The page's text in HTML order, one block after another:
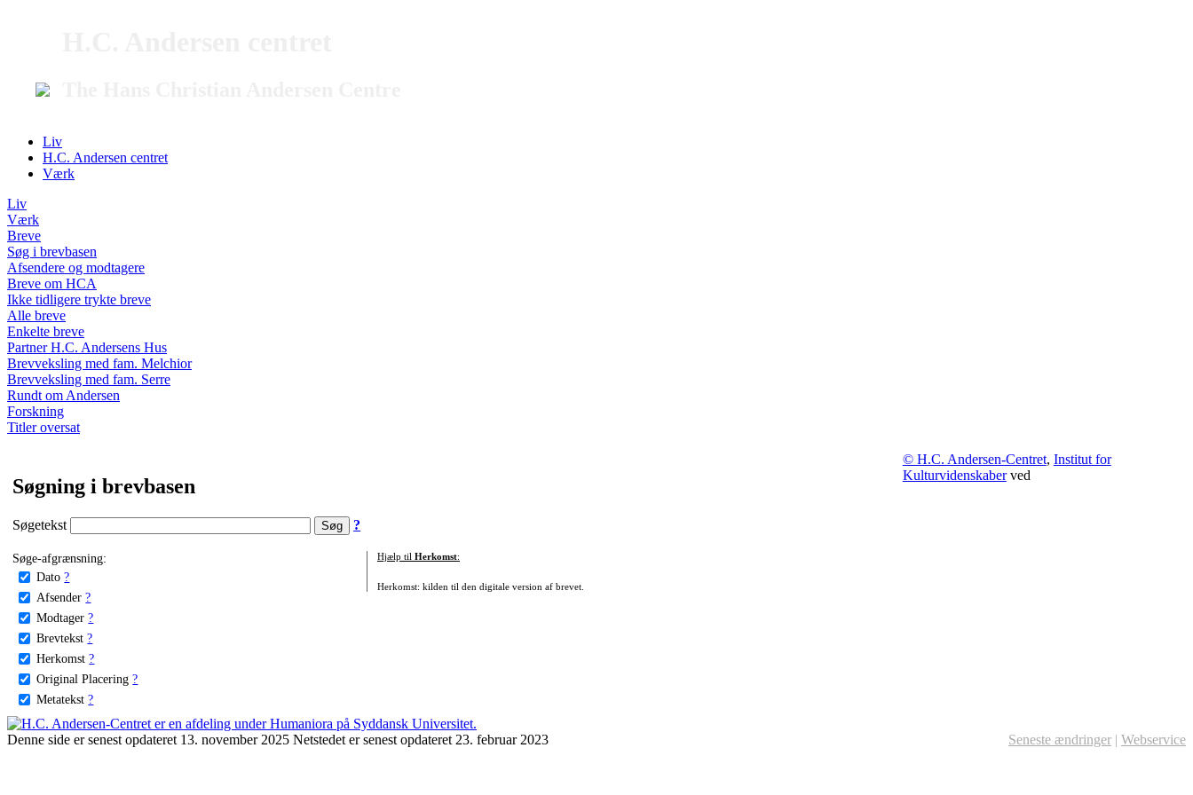
Liv
H.C. Andersen centret
Værk
Liv
Værk
Breve
Søg i brevbasen
Afsendere og modtagere
Breve om HCA
Ikke tidligere trykte breve
Alle breve
Enkelte breve
Partner H.C. Andersens Hus
Brevveksling med fam. Melchior
Brevveksling med fam. Serre
Rundt om Andersen
Forskning
Titler oversat
Søgning i brevbasen
Søgetekst ?
Søge-afgrænsning:
Dato ?
Afsender ?
Modtager ?
Brevtekst ?
Herkomst ?
Original Placering ?
Metatekst ?
Hjælp til Herkomst:
Herkomst: kilden til den digitale version af brevet.
© H.C. Andersen-Centret, Institut for
Kulturvidenskaberved
Denne side er senest opdateret 13. november 2025 Netstedet er senest opdateret 23. februar 2023 Seneste ændringer | Webservice